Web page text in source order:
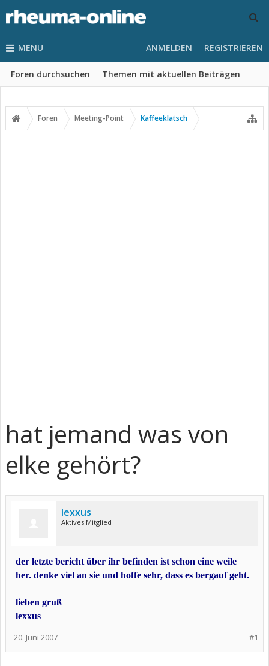
MENU
Foren durchsuchen Themen mit aktuellen Beiträgen
ANMELDEN REGISTRIEREN
Foren Meeting-Point Kaffeeklatsch
hat jemand was von
elke gehört?
lexxus
Aktives Mitglied
der letzte bericht über ihr befinden ist schon eine weile
her. denke viel an sie und hoffe sehr, dass es bergauf geht.
lieben gruß
lexxus
#1
20. Juni 2007